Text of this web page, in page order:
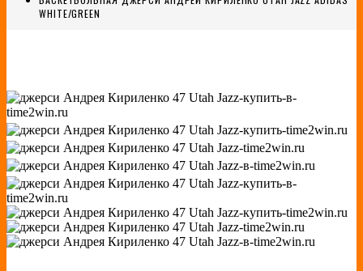
WHITE/GREEN